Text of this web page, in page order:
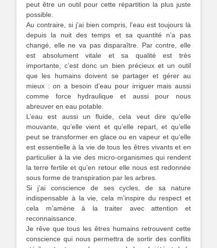
peut être un outil pour cette répartition la plus juste
possible.
Au contraire, si j’ai bien compris, l’eau est toujours là
depuis la nuit des temps et sa quantité n’a pas
changé, elle ne va pas disparaître. Par contre, elle
est absolument vitale et sa qualité est très
importante, c’est donc un bien précieux et un outil
que les humains doivent se partager et gérer au
mieux : on a besoin d’eau pour irriguer mais aussi
comme force hydraulique et aussi pour nous
abreuver en eau potable.
L’eau est aussi un fluide, cela veut dire qu’elle
mouvante, qu’elle vient et qu’elle repart, et qu’elle
peut se transformer en glace ou en vapeur et qu’elle
est essentielle à la vie de tous les êtres vivants et en
particulier à la vie des micro-organismes qui rendent
la terre fertile et qu’en retour elle nous est redonnée
sous forme de transpiration par les arbres.
Si j’ai conscience de ses cycles, de sa nature
indispensable à la vie, cela m’inspire du respect et
cela m’amène à la traiter avec attention et
reconnaissance.
Je rêve que tous les êtres humains retrouvent cette
conscience qui nous permettra de sortir des conflits